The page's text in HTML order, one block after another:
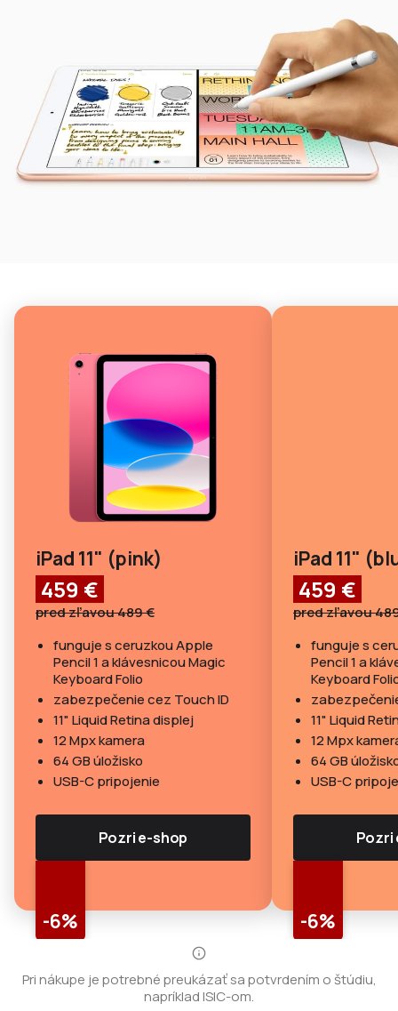
iPad 11" (pink)
459 €
pred zľavou 489 €
funguje s ceruzkou Apple
Pencil 1 a klávesnicou Magic
Keyboard Folio
zabezpečenie cez Touch ID
11" Liquid Retina displej
12 Mpx kamera
64 GB úložisko
USB-C pripojenie
Pozri e-shop
-6%
iPad 11"
459 €
pred zľavou
funguje s
Pencil 1 a
Keyboard
11" Liquid
12 Mpx
64 GB
USB-C
Pozri
-6%
Pri nákupe je potrebné preukázať sa potvrdením o štúdiu,
napríklad ISIC-om.